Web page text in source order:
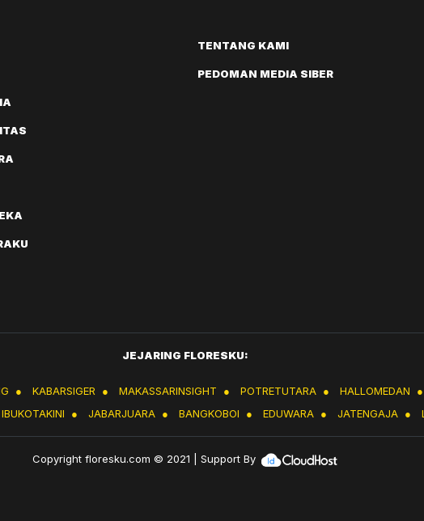
TENTANG KAMI
PEDOMAN MEDIA SIBER
JEJARING FLORESKU:
● KABARSIGER ● MAKASSARINSIGHT ● POTRETUTARA ● HALLOMEDAN ●
IBUKOTAKINI ● JABARJUARA ● BANGKOBOI ● EDUWARA ● JATENGAJA ●
Copyrightfloresku.com © 2021 | Support By